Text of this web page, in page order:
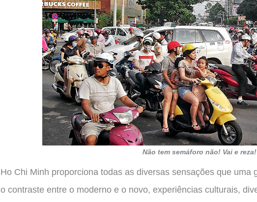
Não tem semáforo não! Vai e reza!
Ho Chi Minh proporciona todas as diversas sensações que uma
o contraste entre o moderno e o novo, experiências culturais,